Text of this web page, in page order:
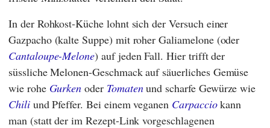
In der Rohkost-Küche lohnt sich der Versuch einer
Gazpacho (kalte Suppe) mit roher Galiamelone (oder
Cantaloupe-Melone) auf jeden Fall. Hier trifft der
süssliche Melonen-Geschmack auf säuerliches Gemüse
wie rohe Gurken oder Tomatenund scharfe Gewürze wie
Chiliund Pfeffer. Bei einem veganen Carpacciokann
man (statt der im Rezept-Link vorgeschlagenen